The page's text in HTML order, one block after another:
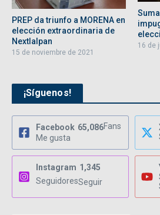
PREP da triunfo a MORENA en
elección extraordinaria de
Nextlalpan
15 de noviembre de 2021
16 de
¡Síguenos!
Facebook 65,086Fans
Me gusta
Instagram 1,345
SeguidoresSeguir